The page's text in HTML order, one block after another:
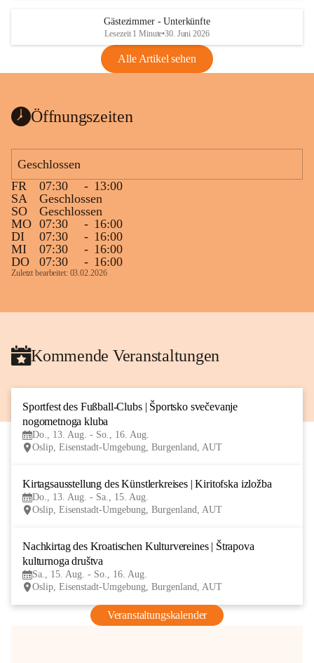
Gästezimmer - Unterkünfte
Lesezeit 1 Minute•30. Juni 2026
Alle Artikel sehen
Öffnungszeiten
Geschlossen
FR
07:30 - 13:00
SA
Geschlossen
SO
Geschlossen
MO 07:30 - 16:00
DI
07:30 - 16:00
MI
07:30 - 16:00
DO
07:30 - 16:00
Zuletzt bearbeitet: 03.02.2026
Kommende Veranstaltungen
Sportfest des Fußball-Clubs | Športsko svečevanje
nogometnoga kluba
Do., 13. Aug. - So., 16. Aug.
Oslip, Eisenstadt-Umgebung, Burgenland, AUT
Kirtagsausstellung des Künstlerkreises | Kiritofska izložba
Do., 13. Aug. - Sa., 15. Aug.
Oslip, Eisenstadt-Umgebung, Burgenland, AUT
Nachkirtag des Kroatischen Kulturvereines | Štrapova
kulturnoga društva
Sa., 15. Aug. - So., 16. Aug.
Oslip, Eisenstadt-Umgebung, Burgenland, AUT
Veranstaltungskalender